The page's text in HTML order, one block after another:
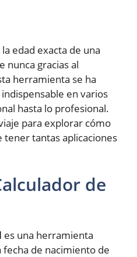
edad exacta de una
nunca gracias al
herramienta se ha
en varios
hasta lo profesional.
para explorar cómo
tener tantas aplicaciones
de
es una herramienta
de nacimiento de